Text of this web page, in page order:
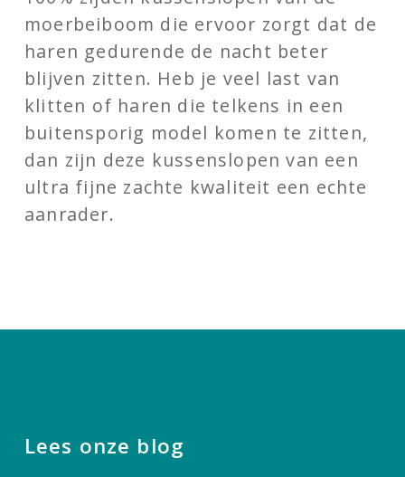
moerbeiboom die ervoor zorgt dat de
haren gedurende de nacht beter
blijven zitten. Heb je veel last van
klitten of haren die telkens in een
buitensporig model komen te zitten,
dan zijn deze kussenslopen van een
ultra fijne zachte kwaliteit een echte
aanrader.
Lees onze blog